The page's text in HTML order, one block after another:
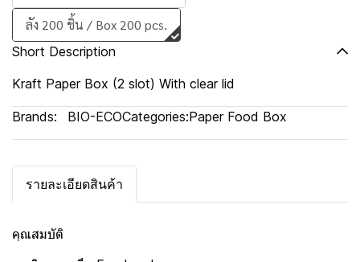
ลัง 200 ชิ้น / Box 200 pcs.
Short Description
Kraft Paper Box (2 slot) With clear lid
Brands: BIO-ECOCategories:Paper Food Box
รายละเอียดสินค้า
คุณสมบัติ